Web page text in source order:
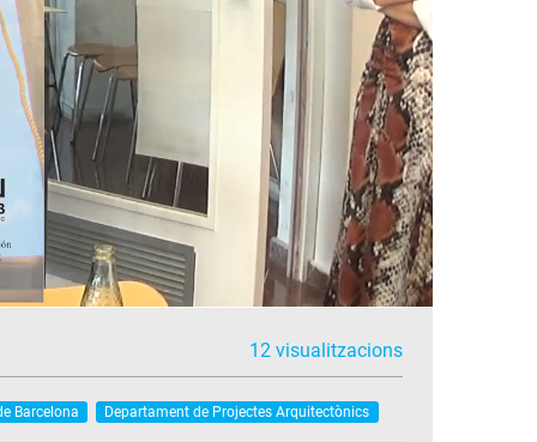
12 visualitzacions
Barcelona Departament de Projectes Arquitectònics